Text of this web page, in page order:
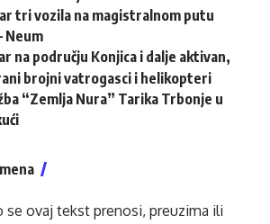
tri vozila na magistralnom putu
Neum
na području Konjica i dalje aktivan,
brojni vatrogasci i helikopteri
“Zemlja Nura” Tarika Trbonje u
se ovaj tekst prenosi, preuzima ili